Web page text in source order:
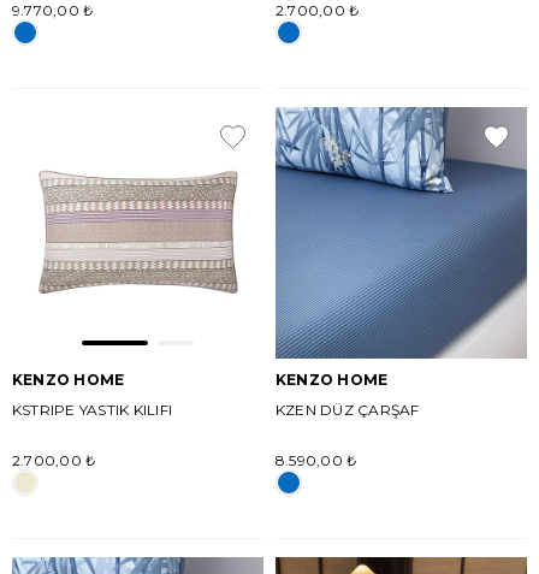
9.770,00 ₺ 2.700,00 ₺
KENZO HOME
KSTRIPE YASTIK KILIFI
2.700,00 ₺
KENZO HOME
KZEN DÜZ ÇARŞAF
8.590,00 ₺